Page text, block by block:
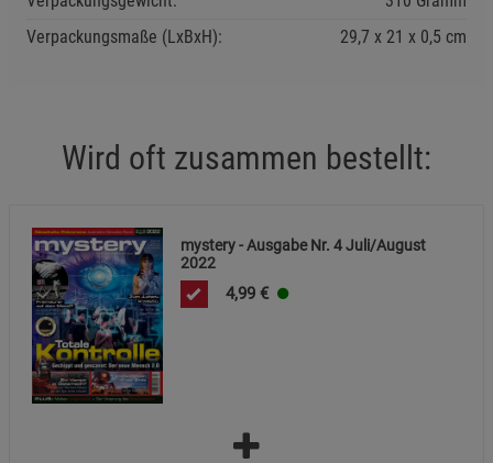
Verpackungsmaße (LxBxH):
29,7 21 0,5 cm
Wird oft zusammen bestellt:
mystery - Ausgabe Nr. 4 Juli/August
2022
4,99 €
Impressum